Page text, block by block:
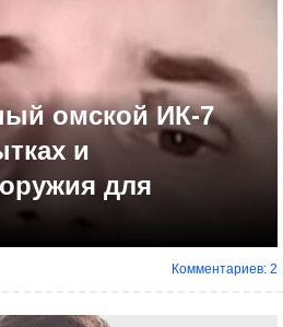
омской ИК-7
и
для
Комментариев: 2